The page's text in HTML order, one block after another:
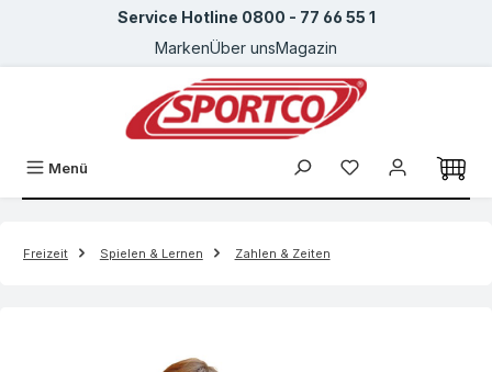
Zum Hauptinhalt springenService Hotline 0800 - 77 66 55 1
MarkenÜber unsMagazin
Menü
Freizeit Spielen & Lernen Zahlen & Zeiten